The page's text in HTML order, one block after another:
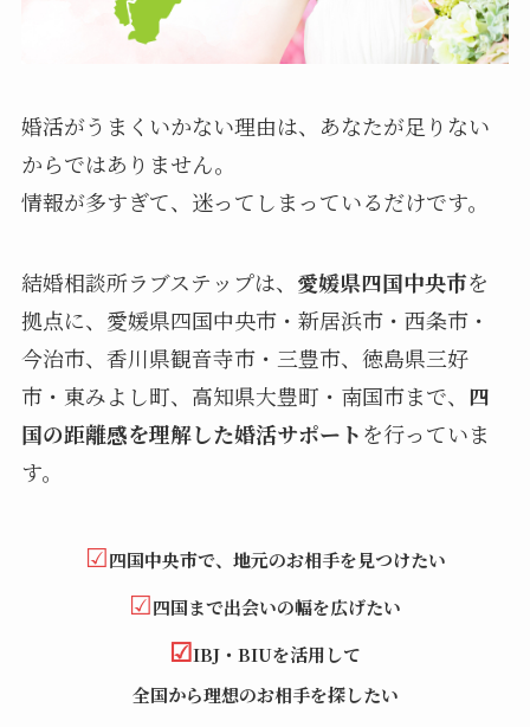
婚活がうまくいかない理由は、あなたが足りない
からではありません。
情報が多すぎて、迷ってしまっているだけです。
結婚相談所ラブステップは、 愛媛県四国中央市を
拠点に、愛媛県四国中央市・新居浜市・西条市・
今治市、香川県観音寺市・三豊市、徳島県三好
市・東みよし町、高知県大豊町・南国市まで、 四
国の距離感を理解した婚活サポートを行っていま
す。
☑四国中央市で、 地元のお相手を見つけたい
☑四国まで出会いの幅を広げたい
☑IBJ・BIUを活用して
全国から理想のお相手を探したい